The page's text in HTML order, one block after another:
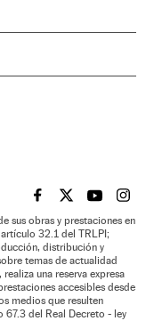
EL PAÍS BRASIL EN
EL PAÍSEL PAÍS
EL
sus obras y prestaciones en
32.1 del TRLPI;
distribución y
temas de actualidad
una reserva expresa
accesibles desde
medios que resulten
del Real Decreto - ley